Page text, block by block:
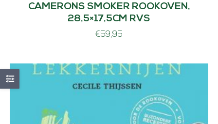
CAMERONS SMOKER ROOKOVEN,
28,5×17,5CM RVS
€59,95